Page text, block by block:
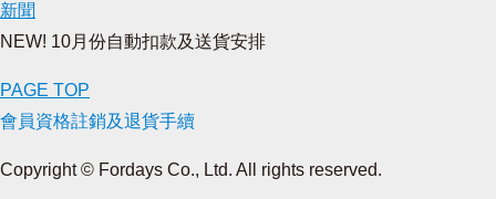
新聞
NEW! 10月份自動扣款及送貨安排
PAGE TOP
會員資格註銷及退貨手續
Copyright © Fordays Co., Ltd. All rights reserved.